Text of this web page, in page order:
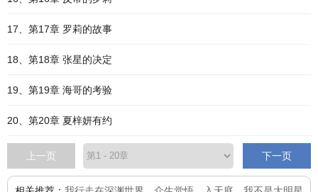
17、第17章 罗莉的故事
18、第18章 张星的决定
19、第19章 海哥的考验
20、第20章 夏梓妍有约
上一页 下一页